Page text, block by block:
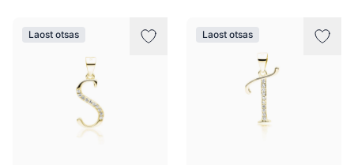
Laost otsas Laost otsas